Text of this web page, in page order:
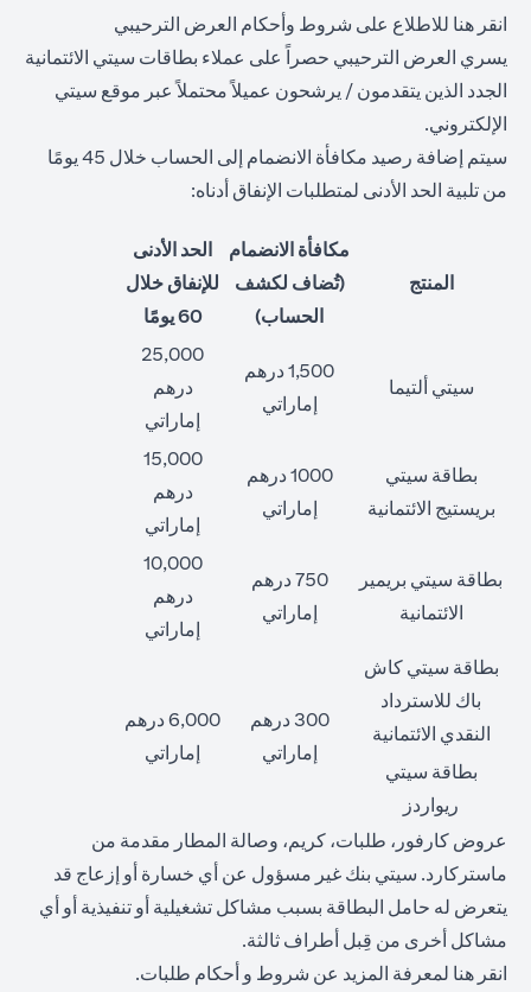
انقر هنا opens in a new tab
للاطلاع على شروط وأحكام العرض الترحيبي
يسري العرض الترحيبي حصراً على عملاء بطاقات سيتي الائتمانية
الجدد الذين يتقدمون / يرشحون عميلاً محتملاً عبر موقع سيتي
الإلكتروني.
سيتم إضافة رصيد مكافأة الانضمام إلى الحساب خلال 45 يومًا
من تلبية الحد الأدنى لمتطلبات الإنفاق أدناه:
المنتج
مكافأة الانضمام
(تُضاف لكشف
الحساب)
الحد الأدنى
للإنفاق خلال
60 يومًا
سيتي ألتيما
1,500 درهم
إماراتي
25,000
درهم
إماراتي
بطاقة سيتي
بريستيج الائتمانية
1000 درهم
إماراتي
15,000
درهم
إماراتي
بطاقة سيتي بريمير
الائتمانية
750 درهم
إماراتي
10,000
درهم
إماراتي
بطاقة سيتي كاش
باك للاسترداد
النقدي الائتمانية
300 درهم
إماراتي
6,000 درهم
إماراتي
بطاقة سيتي
ريواردز
عروض كارفور، طلبات، كريم، وصالة المطار مقدمة من
ماستركارد. سيتي بنك غير مسؤول عن أي خسارة أو إزعاج قد
يتعرض له حامل البطاقة بسبب مشاكل تشغيلية أو تنفيذية أو أي
مشاكل أخرى من قِبل أطراف ثالثة.
انقر هنا opens in a new tab
لمعرفة المزيد عن شروط و أحكام طلبات.